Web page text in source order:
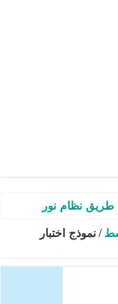
نظام نور – شرح
/ نموذج اختبار